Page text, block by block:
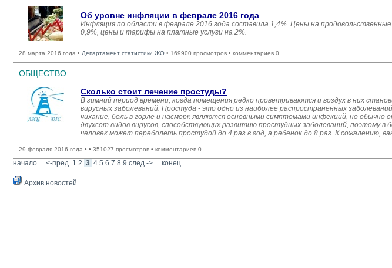
Об уровне инфляции в феврале 2016 года
Инфляция по области в феврале 2016 года составила 1,4%. Цены на
0,9%, цены и тарифы на платные услуги на 2%.
28 марта 2016 года • Департамент статистики ЖО • 169900 просмотров • комментариев 0
ОБЩЕСТВО
Сколько стоит лечение простуды?
В зимний период времени, когда помещения редко проветриваются и воздух в них
вирусных заболеваний. Простуда - это одно из наиболее распространенных
чихание, боль в горле и насморк являются основными симптомами инфекций, но обычно
двухсот видов вирусов, способствующих развитию простудных заболеваний, поэтому
человек может переболеть простудой до 4 раз в год, а ребенок до 8 раз. К сожалению,
29 февраля 2016 года • • 351027 просмотров • комментариев 0
начало ... <-пред. 1 2 3 4 5 6 7 8 9 след.-> ... конец
Архив новостей